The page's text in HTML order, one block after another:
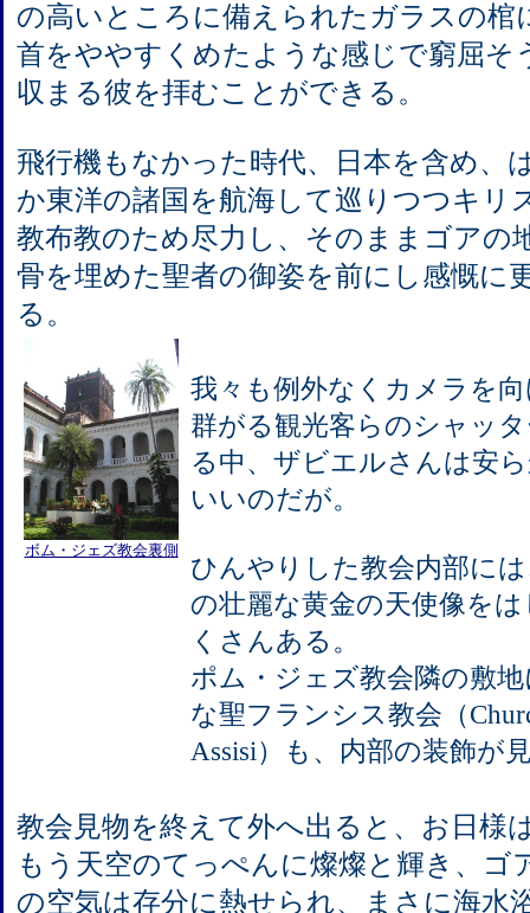
の高いところに備えられたガラスの棺
首をややすくめたような感じで窮屈そ
収まる彼を拝むことができる。
飛行機もなかった時代、日本を含め、
か東洋の諸国を航海して巡りつつキリ
教布教のため尽力し、そのままゴアの
骨を埋めた聖者の御姿を前にし感慨に
る。
ボム・ジェズ教会裏側
我々も例外なくカメラを
群がる観光客らのシャッ
る中、ザビエルさんは安
いいのだが。
ひんやりした教会内部に
の壮麗な黄金の天使像を
くさんある。
ポム・ジェズ教会隣の敷
な聖フランシス教会（
Assisi）も、内部の装飾が
教会見物を終えて外へ出ると、お日様
もう天空のてっぺんに燦燦と輝き、ゴ
の空気は存分に熱せられ、まさに海水